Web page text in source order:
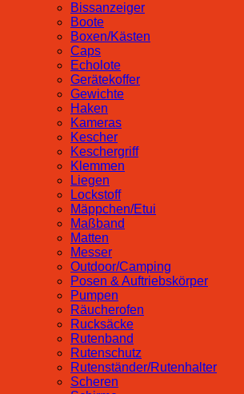
Bissanzeiger
Boote
Boxen/Kästen
Caps
Echolote
Gerätekoffer
Gewichte
Haken
Kameras
Kescher
Keschergriff
Klemmen
Liegen
Lockstoff
Mäppchen/Etui
Maßband
Matten
Messer
Outdoor/Camping
Posen & Auftriebskörper
Pumpen
Räucherofen
Rucksäcke
Rutenband
Rutenschutz
Rutenständer/Rutenhalter
Scheren